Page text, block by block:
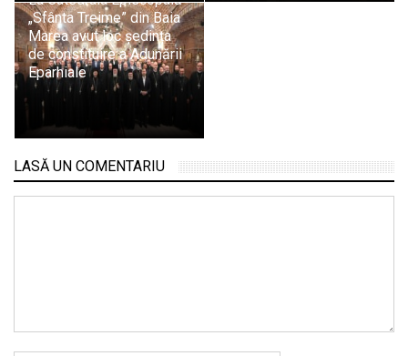
„Sfânta Treime” din Baia
Marea avut loc ședința
de constituire a Adunării
Eparhiale
LASĂ UN COMENTARIU